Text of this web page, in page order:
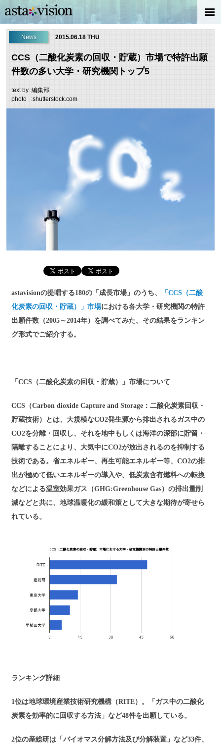
News 2015.06.18 THU
CCS（二酸化炭素の回収・貯蔵）市場で特許出願
件数の多い大学・研究機関トップ5
text by :編集部
photo :shutterstock.com
astavisionの提唱する180の「成長市場」のうち、
「CCS（二酸
化炭素の回収・貯蔵）」市場における各大学・研究機関の特許
出願件数（2005～2014年）を調べてみた。その結果をランキン
グ形式でご紹介する。
「CCS（二酸化炭素の回収・貯蔵）」市場について
CCS（Carbon dioxide Capture and Storage：二酸化炭素回収・
貯蔵技術）とは、大規模なCO2発生源から排出されるガス中の
CO2を分離・回収し、それを地中もしくは海洋の深部に貯留・
隔離することにより、大気中にCO2が放出されるのを抑制する
技術である。省エネルギー、再生可能エネルギー等、CO2の排
出が極めて低いエネルギーの導入や、低炭素含有燃料への転換
などによる温室効果ガス（GHG:Greenhouse Gas）の排出量削
減などと共に、地球温暖化の緩和策として大きな期待が寄せら
れている。
ランキング詳細
1位は地球環境産業技術研究機構（RITE）。「ガス中の二酸化
炭素を効率的に回収する方法」など48件を出願している。
2位の産総研は「バイオマス分解方法及び分解装置」など33件、